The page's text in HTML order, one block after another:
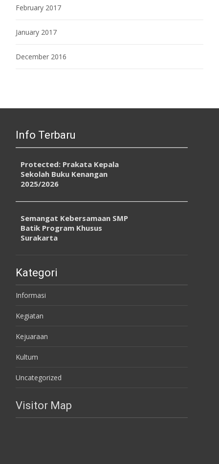
February 2017
January 2017
December 2016
Info Terbaru
Protected: Prakata Kepala
Sekolah Buku Kenangan
2025/2026
Semangat Kebersamaan SMP
Batik Program Khusus
Surakarta
Kategori
Informasi
Kegiatan
Kejuaraan
Kultum
Uncategorized
Visitor Map